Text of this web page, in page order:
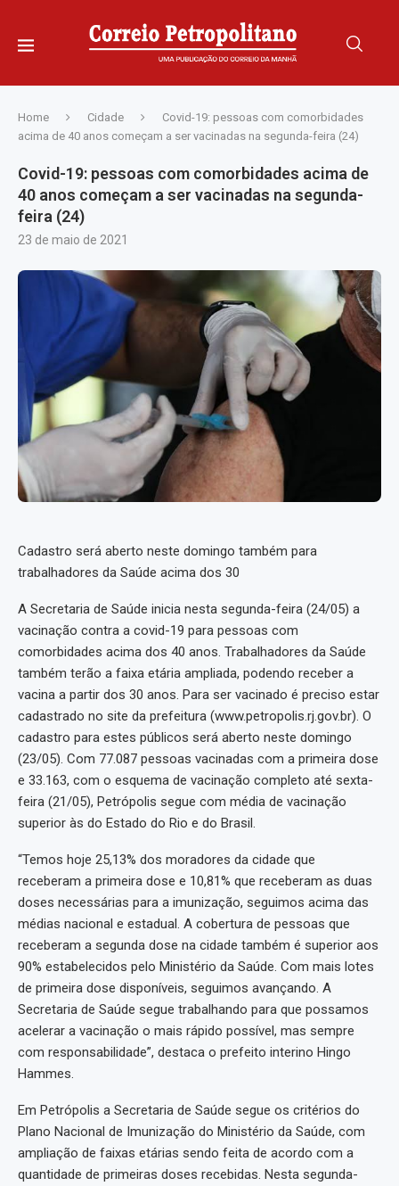
Home Cidade
Covid-19: pessoas com comorbidades
acima de 40 anos começam a ser vacinadas na segunda-feira (24)
Covid-19: pessoas com comorbidades acima de
40 anos começam a ser vacinadas na segunda-
feira (24)
23 de maio de 2021
Cadastro será aberto neste domingo também para
trabalhadores da Saúde acima dos 30
A Secretaria de Saúde inicia nesta segunda-feira (24/05) a
vacinação contra a covid-19 para pessoas com
comorbidades acima dos 40 anos. Trabalhadores da Saúde
também terão a faixa etária ampliada, podendo receber a
vacina a partir dos 30 anos. Para ser vacinado é preciso estar
cadastrado no site da prefeitura (www.petropolis.rj.gov.br). O
cadastro para estes públicos será aberto neste domingo
(23/05). Com 77.087 pessoas vacinadas com a primeira dose
e 33.163, com o esquema de vacinação completo até sexta-
feira (21/05), Petrópolis segue com média de vacinação
superior às do Estado do Rio e do Brasil.
“Temos hoje 25,13% dos moradores da cidade que
receberam a primeira dose e 10,81% que receberam as duas
doses necessárias para a imunização, seguimos acima das
médias nacional e estadual. A cobertura de pessoas que
receberam a segunda dose na cidade também é superior aos
90% estabelecidos pelo Ministério da Saúde. Com mais lotes
de primeira dose disponíveis, seguimos avançando. A
Secretaria de Saúde segue trabalhando para que possamos
acelerar a vacinação o mais rápido possível, mas sempre
com responsabilidade”, destaca o prefeito interino Hingo
Hammes.
Em Petrópolis a Secretaria de Saúde segue os critérios do
Plano Nacional de Imunização do Ministério da Saúde, com
ampliação de faixas etárias sendo feita de acordo com a
quantidade de primeiras doses recebidas. Nesta segunda-